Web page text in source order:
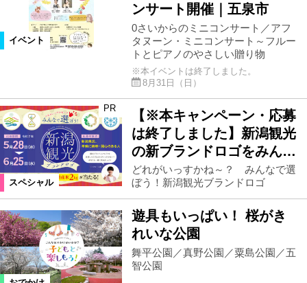
イベント
ンサート開催｜五泉市
0さいからのミニコンサート／アフ
タヌーン・ミニコンサート～フルー
トとピアノのやさしい贈り物
※本イベントは終了しました。
8月31日（日）
スペシャル
PR
【※本キャンペーン・応募
は終了しました】新潟観光
の新ブランドロゴをみん…
どれがいっすかね～？ みんなで選
ぼう！新潟観光ブランドロゴ
遊具もいっぱい！ 桜がき
れいな公園
舞平公園／真野公園／粟島公園／五
智公園